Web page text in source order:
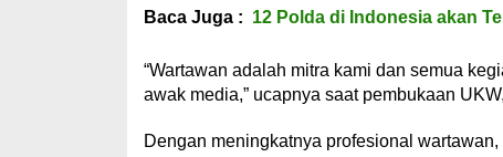
Baca Juga : 12 Polda di Indonesia akan
“Wartawan adalah mitra kami dan semua
awak media,” ucapnya saat pembukaan
Dengan meningkatnya profesional